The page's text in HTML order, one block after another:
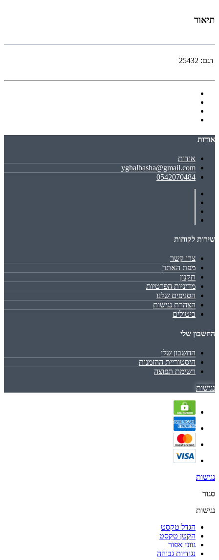
תיאור
דגם: 25432
אודות
אודות
yghalbasha@gmail.com
0542070484
שירות לקוחות
צרו קשר
מפת האתר
תקנון
מדיניות הפרטיות
הסניפים שלנו
הצהרת נגישות
ביטולים
החשבון שלי
החשבון שלי
היסטוריית ההזמנות
רשימת תפוצה
נגישות
נגישות
סגור
נגישות
הגדל טקסט
הקטן טקסט
גווני אפור
נגודיות גבוהה